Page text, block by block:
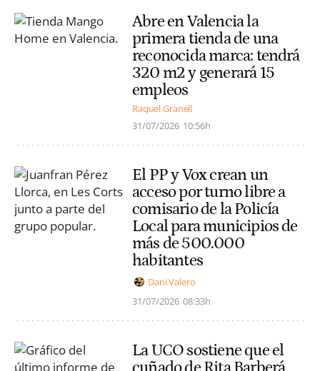
Abre en Valencia la
primera tienda de una
reconocida marca: tendrá
320 m2 y generará 15
empleos
Raquel Granell
31/07/2026 10:56h
El PP y Vox crean un
acceso por turno libre a
comisario de la Policía
Local para municipios de
más de 500.000
habitantes
Dani Valero
31/07/2026 08:33h
La UCO sostiene que el